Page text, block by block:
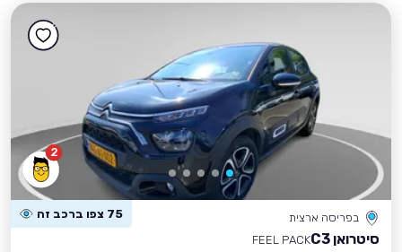
2
בפריסה ארצית 75 צפו ברכב זה
סיטרואן C3
FEEL PACK